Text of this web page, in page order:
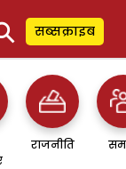
सब्सक्राइब
राजनीति